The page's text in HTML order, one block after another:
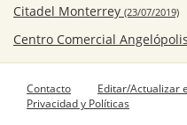
Citadel Monterrey (23/07/2019)
Centro Comercial
Contacto
Editar/Actualizar
Privacidad y Políticas